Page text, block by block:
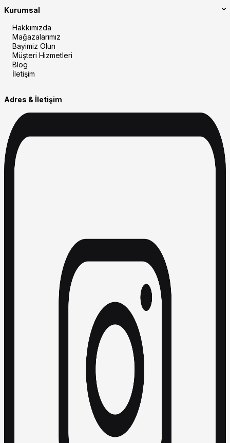
Kurumsal
Hakkımızda
Mağazalarımız
Bayimiz Olun
Müşteri Hizmetleri
Blog
İletişim
Adres & İletişim